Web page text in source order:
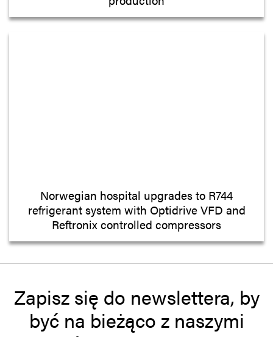
Norwegian hospital upgrades to R744
refrigerant system with Optidrive VFD and
Reftronix controlled compressors
Zapisz się do newslettera, by
być na bieżąco z naszymi